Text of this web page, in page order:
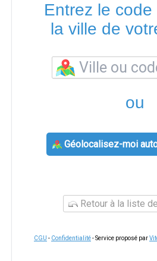
Entrez le
la ville de
ou
Géolocalisez-moi
Retour à la liste
CGU - Confidentialité- Service proposé par